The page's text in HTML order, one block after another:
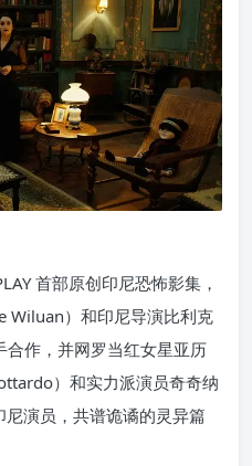
首部原创印尼恐怖影集，
Wiluan）和印尼导演比利克
作，并网罗当红女星亚历
）和实力派演员奇奇纳
演员，共谱诡谲的灵异篇